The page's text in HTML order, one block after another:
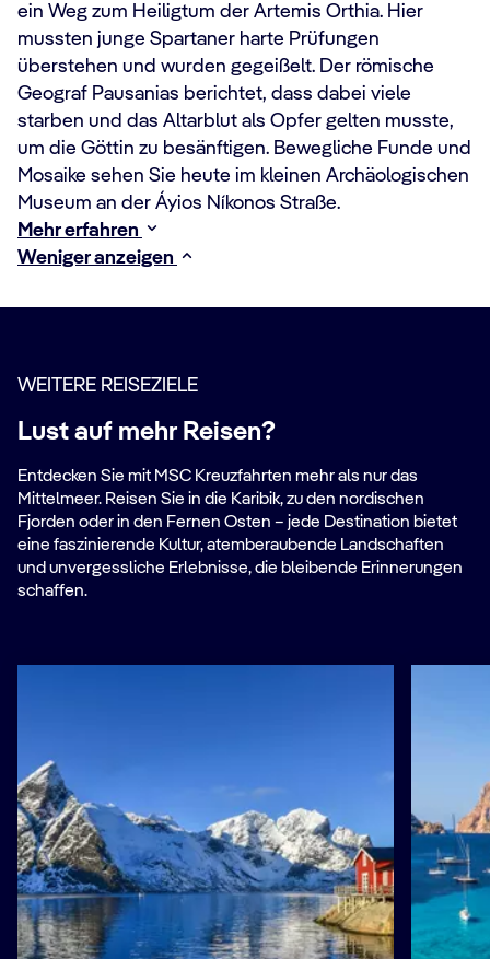
ein Weg zum Heiligtum der Artemis Orthia. Hier
mussten junge Spartaner harte Prüfungen
überstehen und wurden gegeißelt. Der römische
Geograf Pausanias berichtet, dass dabei viele
starben und das Altarblut als Opfer gelten musste,
um die Göttin zu besänftigen. Bewegliche Funde und
Mosaike sehen Sie heute im kleinen Archäologischen
Museum an der Áyios Níkonos Straße.
Mehr erfahren
Weniger anzeigen
WEITERE REISEZIELE
Lust auf mehr Reisen?
Entdecken Sie mit MSC Kreuzfahrten mehr als nur das
Mittelmeer. Reisen Sie in die Karibik, zu den nordischen
Fjorden oder in den Fernen Osten – jede Destination bietet
eine faszinierende Kultur, atemberaubende Landschaften
und unvergessliche Erlebnisse, die bleibende Erinnerungen
schaffen.